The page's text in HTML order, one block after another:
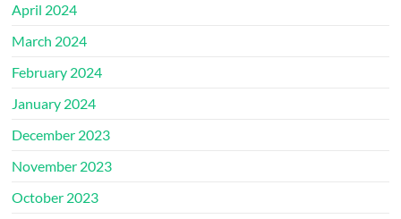
April 2024
March 2024
February 2024
January 2024
December 2023
November 2023
October 2023